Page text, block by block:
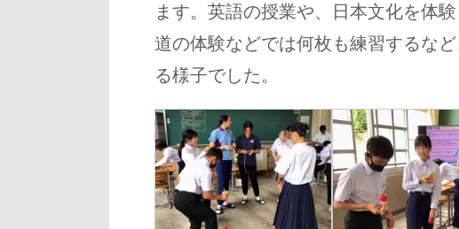
ます。英語の授業や、日本文化を体
道の体験などでは何枚も練習するな
る様子でした。